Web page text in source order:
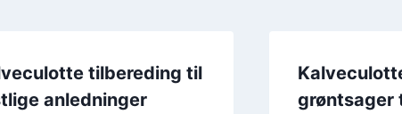
tilbereding til
anledninger
grøntsager